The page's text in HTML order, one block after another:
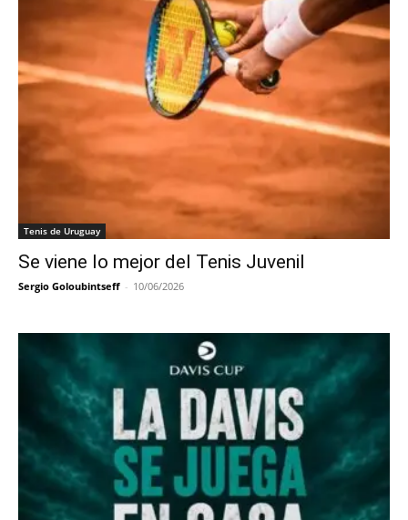
Tenis de Uruguay
Se viene lo mejor del Tenis Juvenil
Sergio Goloubintseff - 10/06/2026